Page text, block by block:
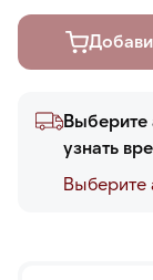
Выберите
узнать
Выберите